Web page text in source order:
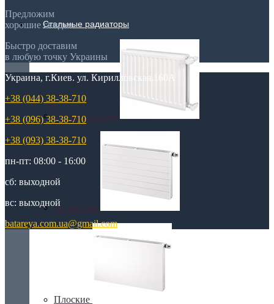
Стальные радиаторы
Гигиенические
Линейные
Плоские
Предложим
хорошие скидки
Быстро доставим
в любую точку Украины
Украина, г.Киев. ул. Кирилловская,160А
+38 (044) 38-38-710
+38 (096) 38-38-710
+38 (093) 38-38-710
пн-пт: 08:00 - 16:00
сб: выходной
вс: выходной
batareya.com.ua@gmail.com